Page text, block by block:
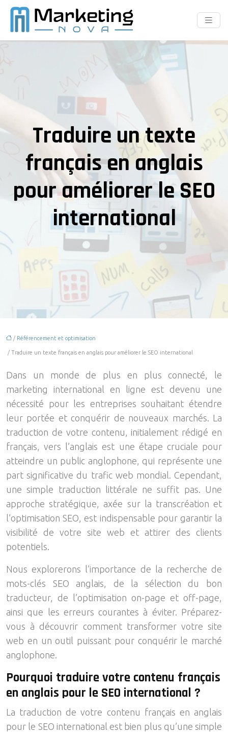
Traduire un texte
français en anglais
pour améliorer le SEO
international
/ Référencement et optimisation
/ Traduire un texte français en anglais pour améliorer le SEO international
Dans un monde de plus en plus connecté, le
marketing international en ligne est devenu une
nécessité pour les entreprises souhaitant étendre
leur portée et conquérir de nouveaux marchés. La
traduction de votre contenu, initialement rédigé en
français, vers l’anglais est une étape cruciale pour
atteindre un public anglophone, qui représente une
part significative du trafic web mondial. Cependant,
une simple traduction littérale ne suffit pas. Une
approche stratégique, axée sur la transcréation et
l’optimisation SEO, est indispensable pour garantir la
visibilité de votre site web et attirer des clients
potentiels.
Nous explorerons l’importance de la recherche de
mots-clés SEO anglais, de la sélection du bon
traducteur, de l’optimisation on-page et off-page,
ainsi que les erreurs courantes à éviter. Préparez-
vous à découvrir comment transformer votre site
web en un outil puissant pour conquérir le marché
anglophone.
Pourquoi traduire votre contenu français
en anglais pour le SEO international ?
La traduction de votre contenu français en anglais
pour le SEO international est bien plus qu’une simple